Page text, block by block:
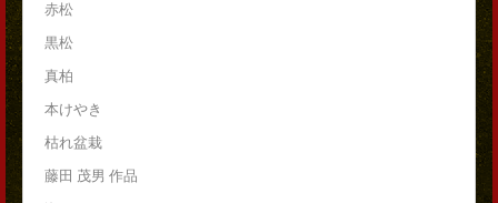
赤松
黒松
真柏
本けやき
枯れ盆栽
藤田 茂男 作品